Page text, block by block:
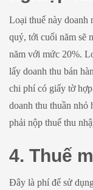
Loại thuế này doanh
quý, tới cuối năm sẽ
năm với mức 20%.
lấy doanh thu bán
chi phí có giấy tờ
doanh thu thuần nhỏ
phải nộp thuế thu
4. Thuế
Đây là phí để sử